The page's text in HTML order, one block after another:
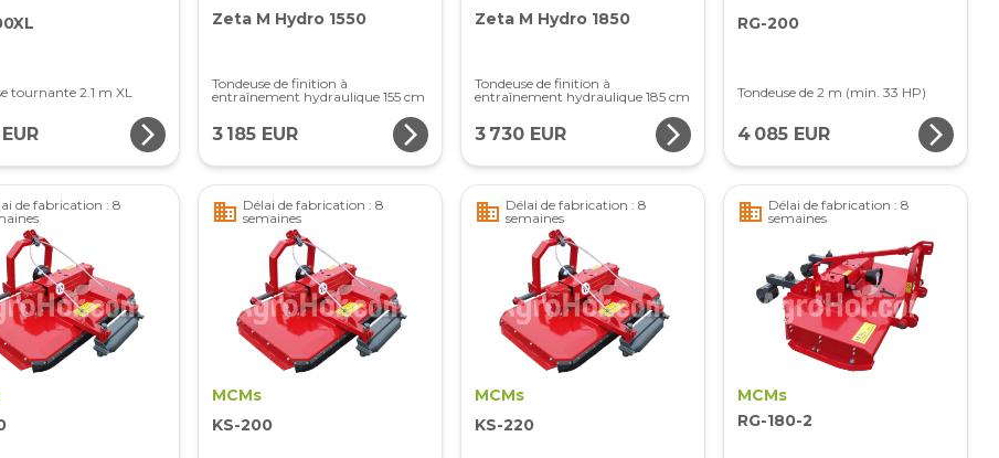
tournante 2.1 m XL
arrow_forward_ios
Zeta M Hydro 1550
Tondeuse de finition à
entraînement hydraulique 155 cm
3 185 EUR arrow_forward_ios
Zeta M Hydro 1850
Tondeuse de finition à
entraînement hydraulique 185 cm
3 730 EUR arrow_forward_ios
RG-200
Tondeuse de 2 m (min. 33 HP)
4 085 EUR arrow_forward_ios
de fabrication : 8
business Délai de fabrication : 8
semaines
MCMs
KS-200
business Délai de fabrication : 8
semaines
MCMs
KS-220
business Délai de fabrication : 8
semaines
MCMs
RG-180-2